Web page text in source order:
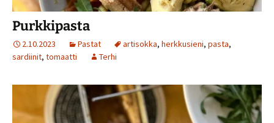
Purkkipasta
2.10.2023 Pastat artisokka, herkkusieni, pasta,
sardiinit, tomaatti Terhi